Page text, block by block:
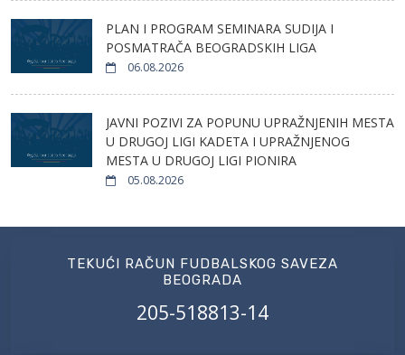
PLAN I PROGRAM SEMINARA SUDIJA I
POSMATRAČA BEOGRADSKIH LIGA
06.08.2026
JAVNI POZIVI ZA POPUNU UPRAŽNJENIH MESTA
U DRUGOJ LIGI KADETA I UPRAŽNJENOG
MESTA U DRUGOJ LIGI PIONIRA
05.08.2026
TEKUĆI RAČUN FUDBALSKOG SAVEZA
BEOGRADA
205-518813-14